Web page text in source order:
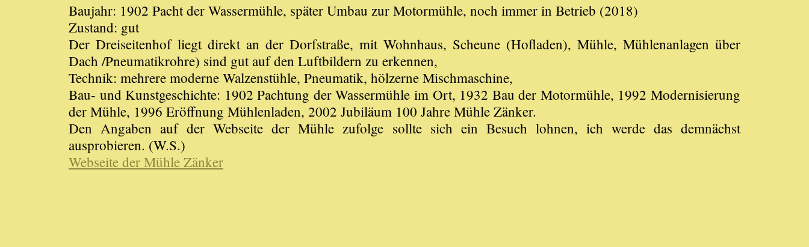
Baujahr: 1902 Pacht der Wassermühle, später Umbau zur Motormühle, noch immer in Betrieb (2018)
Zustand: gut
Der Dreiseitenhof liegt direkt an der Dorfstraße, mit Wohnhaus, Scheune (Hofladen), Mühle, Mühlenanlagen über
Dach /Pneumatikrohre) sind gut auf den Luftbildern zu erkennen,
Technik: mehrere moderne Walzenstühle, Pneumatik, hölzerne Mischmaschine,
Bau- und Kunstgeschichte: 1902 Pachtung der Wassermühle im Ort, 1932 Bau der Motormühle, 1992 Modernisierung
der Mühle, 1996 Eröffnung Mühlenladen, 2002 Jubiläum 100 Jahre Mühle Zänker.
Den Angaben auf der Webseite der Mühle zufolge sollte sich ein Besuch lohnen, ich werde das demnächst
ausprobieren. (W.S.)
Webseite der Mühle Zänker